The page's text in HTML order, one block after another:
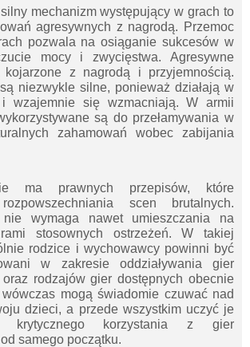
mechanizm występujący w grach to
agresywnych z nagrodą. Przemoc
pozwala na osiąganie sukcesów w
mocy i zwycięstwa. Agresywne
kojarzone z nagrodą i przyjemnością.
niezwykle silne, ponieważ działają w
wzajemnie się wzmacniają. W armii
są do przełamywania w
zahamowań wobec zabijania
ma prawnych przepisów, które
rozpowszechniania scen brutalnych.
wymaga nawet umieszczania na
stosownych ostrzeżeń. W takiej
rodzice i wychowawcy powinni być
w zakresie oddziaływania gier
oraz rodzajów gier dostępnych obecnie
mogą świadomie czuwać nad
dzieci, a przede wszystkim uczyć je
krytycznego korzystania z gier
samego początku.